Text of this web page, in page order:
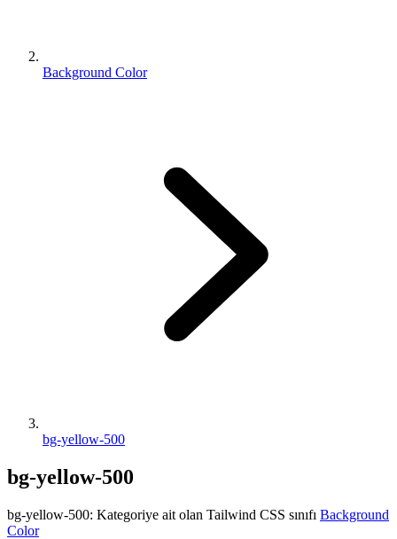
Background Color
bg-yellow-500
bg-yellow-500
bg-yellow-500: Kategoriye ait olan Tailwind CSS sınıfı Background
Color